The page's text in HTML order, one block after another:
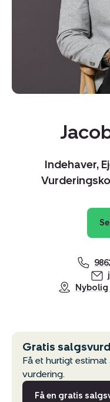
Indehaver,
Nybolig
Gratis
Få et hurtigt
vurdering.
Få en gratis